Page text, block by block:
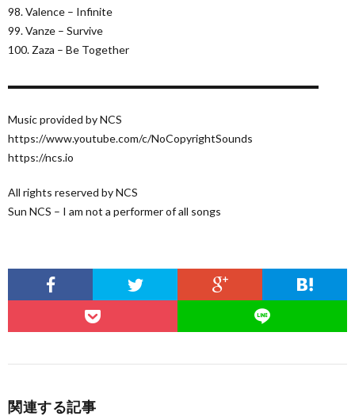
98. Valence – Infinite
99. Vanze – Survive
100. Zaza – Be Together
▬▬▬▬▬▬▬▬▬▬▬▬▬▬▬▬▬▬▬▬▬▬▬▬▬▬▬▬
Music provided by NCS
https://www.youtube.com/c/NoCopyrightSounds
https://ncs.io
All rights reserved by NCS
Sun NCS – I am not a performer of all songs
関連する記事